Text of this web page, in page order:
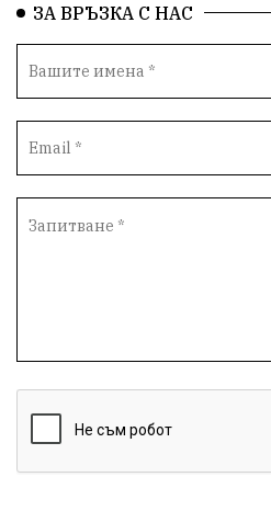
новина отговорност
васил левски
убийство запор
пшеница присъда
ЗА ВРЪЗКА С НАС